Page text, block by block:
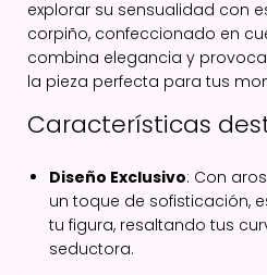
explorar su sensualidad con
corpiño, confeccionado en
combina elegancia y
la pieza perfecta para tus
Características
Diseño Exclusivo: Con
un toque de sofisticación,
tu figura, resaltando tus
seductora.